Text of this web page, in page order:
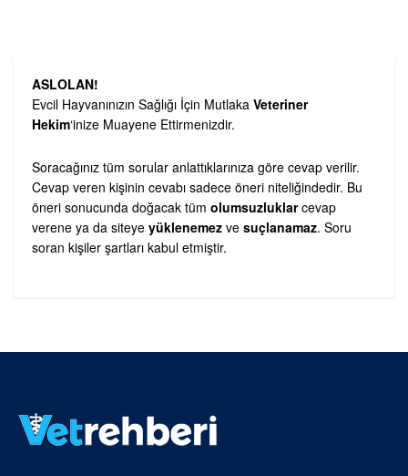
ASLOLAN!
Evcil Hayvanınızın Sağlığı İçin Mutlaka Veteriner
Hekim‘inize Muayene Ettirmenizdir.
Soracağınız tüm sorular anlattıklarınıza göre cevap verilir.
Cevap veren kişinin cevabı sadece öneri niteliğindedir. Bu
öneri sonucunda doğacak tüm olumsuzluklarcevap
verene ya da siteye yüklenemez ve suçlanamaz. Soru
soran kişiler şartları kabul etmiştir.